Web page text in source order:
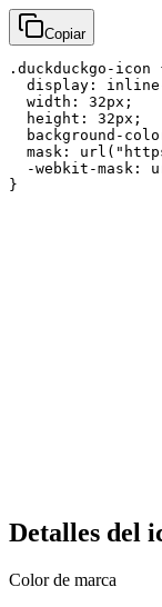
Copiar
.duckduckgo-icon
display:
  width: 32px;
  height: 32px;
background-
mask:
-webkit-mask:
}
Detalles del
Color de marca